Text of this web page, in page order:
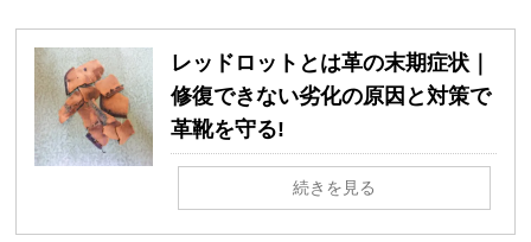
レッドロットとは革の末期症状｜
修復できない劣化の原因と対策で
革靴を守る!
続きを見る